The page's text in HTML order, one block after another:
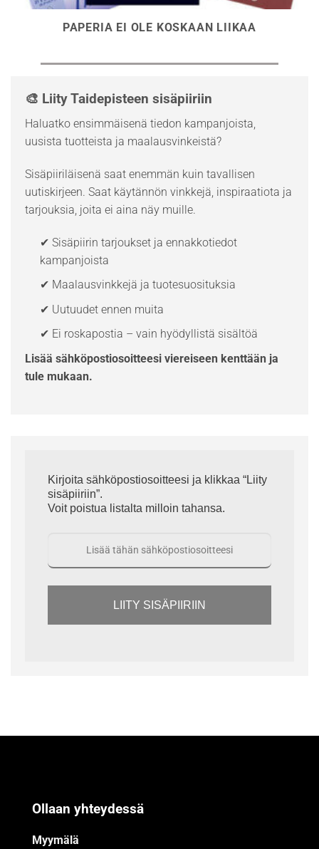
PAPERIA EI OLE KOSKAAN LIIKAA
🎨 Liity Taidepisteen sisäpiiriin
Haluatko ensimmäisenä tiedon kampanjoista,
uusista tuotteista ja maalausvinkeistä?
Sisäpiiriläisenä saat enemmän kuin tavallisen
uutiskirjeen. Saat käytännön vinkkejä, inspiraatiota ja
tarjouksia, joita ei aina näy muille.
✔ Sisäpiirin tarjoukset ja ennakkotiedot
kampanjoista
✔ Maalausvinkkejä ja tuotesuosituksia
✔ Uutuudet ennen muita
✔ Ei roskapostia – vain hyödyllistä sisältöä
Lisää sähköpostiosoitteesi viereiseen kenttään ja
tule mukaan.
Kirjoita sähköpostiosoitteesi ja klikkaa “Liity
sisäpiiriin”.
Voit poistua listalta milloin tahansa.
LIITY SISÄPIIRIIN
Ollaan yhteydessä
Myymälä